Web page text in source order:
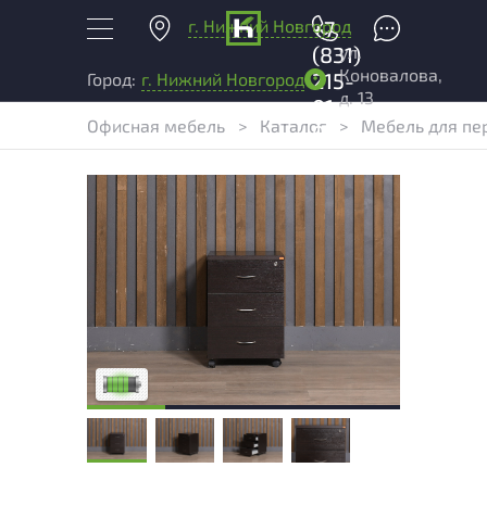
г. Нижний Новгород
+7
(831)
215-
01-
04
Город: г. Нижний Новгород
ул.
Коновалова,
д. 13
Офисная мебель
> Каталог > Мебель для
У товара присутствуют незначительные
удобство его использования
Низкая степень износа